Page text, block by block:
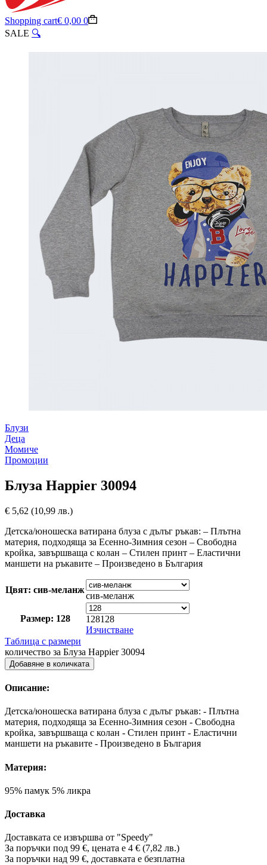
Shopping cart€ 0,00 0
SALE 🔍
Блузи
Деца
Момиче
Промоции
Блуза Happier 30094
€ 5,62 (10,99 лв.)
Детска/юношеска ватирана блуза с дълъг ръкав: – Плътна
материя, подходяща за Есенно-Зимния сезон – Свободна
кройка, завършваща с колан – Стилен принт – Еластични
маншети на ръкавите – Произведено в България
Цвят: сив-меланж
сив-меланж
Размер: 128 128128
Изчистване
Таблица с размери
количество за Блуза Happier 30094
Добавяне в количката
Описание:
Детска/юношеска ватирана блуза с дълъг ръкав: - Плътна
материя, подходяща за Есенно-Зимния сезон - Свободна
кройка, завършваща с колан - Стилен принт - Еластични
маншети на ръкавите - Произведено в България
Материя:
95% памук 5% ликра
Доставка
Доставката се извършва от "Speedy"
За поръчки под 99 €, цената е 4 € (7,82 лв.)
За поръчки над 99 €, доставката е безплатна